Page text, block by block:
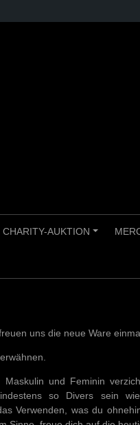
CHARITY-AUKTION
uns die neue Ware
und Feminin
so Divers sein
Verwenden, was du